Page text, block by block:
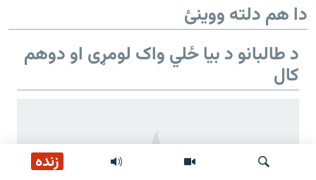
زنده
دا هم دلته ووینئ
د طالبانو د بیا ځلي واک لومړی او دوهم
کال